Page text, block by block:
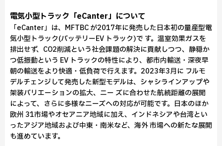
電気小型トラック「eCanter」について
「eCanter」は、MFTBC が2017年に発売した日本初の量産型電
気小型トラック(バッテリーEV トラック)で す。温室効果ガスを
排出せず、CO2削減という社会課題の解決に貢献しつつ、静穏か
つ低振動という EV トラックの特性により、都市内輸送・深夜早
朝の輸送をより快適・低負荷で行えます。2023年3月に フルモ
デルチェンジして発売した新型モデルは、シャシラインアップや
架装バリエーションの拡大、ニー ズに合わせた航続距離の展開
によって、さらに多様なニーズへの対応が可能です。日本のほか
欧州 31市場やオセアニア地域に加え、インドネシアや台湾とい
ったアジア地域および中東・南米など、海外 市場への新たな展開
も進めています。